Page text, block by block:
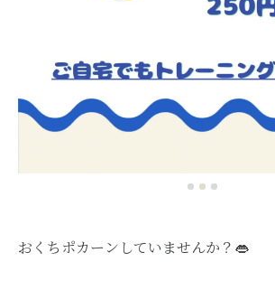
おくちポカーンしていませんか？👄